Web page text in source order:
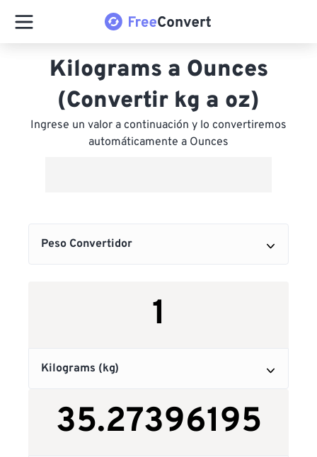
Kilograms a Ounces
(Convertir kg a oz)
Ingrese un valor a continuación y lo convertiremos
automáticamente a Ounces